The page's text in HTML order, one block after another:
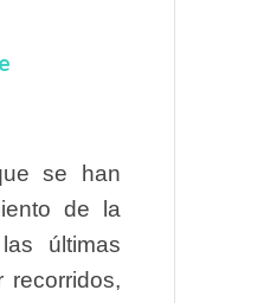
se han
de la
últimas
recorridos,